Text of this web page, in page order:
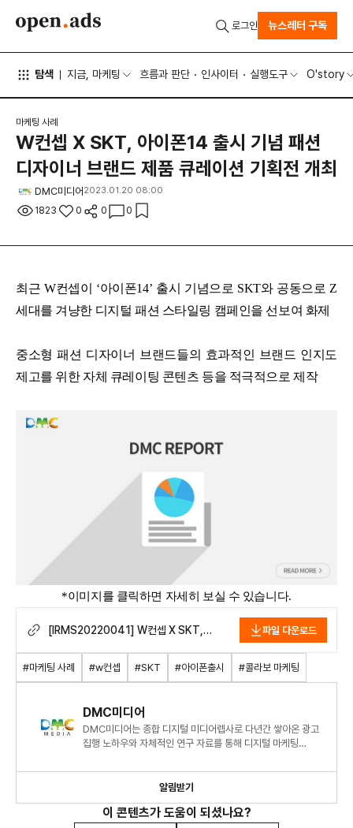
탐색 지금, 마케팅 흐름과 판단 인사이터 실행도구 O'story
로그인 뉴스레터 구독
마케팅 사례
W컨셉 X SKT, 아이폰14 출시 기념 패션
디자이너 브랜드 제품 큐레이션 기획전 개최
DMC미디어 2023.01.20 08:00
1823 0 0 0
최근 W컨셉이 ‘아이폰14’ 출시 기념으로 SKT와 공동으로 Z
세대를 겨냥한 디지털 패션 스타일링 캠페인을 선보여 화제
중소형 패션 디자이너 브랜드들의 효과적인 브랜드 인지도
제고를 위한 자체 큐레이팅 콘텐츠 등을 적극적으로 제작
*이미지를 클릭하면 자세히 보실 수 있습니다.
[IRMS20220041] W컨셉 X SKT,
브랜드 제품 큐레이션 기획전 개최.pdf
파일 다운로드
#마케팅 사례 #w컨셉 #SKT #아이폰출시 #콜라보 마케팅
DMC미디어
DMC미디어는 종합 디지털 미디어렙사로 다년간 쌓아온 광고
집행 노하우와 자체적인 연구 자료를 통해 디지털 마케팅
알림받기
이 콘텐츠가 도움이 되셨나요?